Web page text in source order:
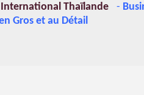
Thaïlande
-
Gros et au Détail